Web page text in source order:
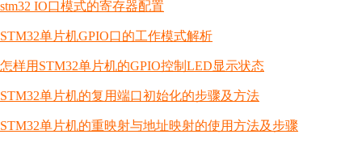
stm32 IO口模式的寄存器配置
STM32单片机GPIO口的工作模式解析
怎样用STM32单片机的GPIO控制LED显示状态
STM32单片机的复用端口初始化的步骤及方法
STM32单片机的重映射与地址映射的使用方法及步骤